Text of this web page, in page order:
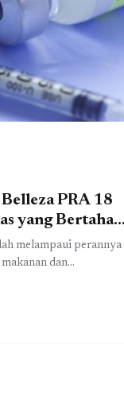
PRA 18
yang Bertahan
melampaui perannya
dan
komponen